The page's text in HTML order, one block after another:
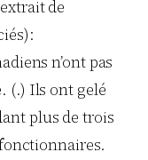
de
n’ont pas
(.) Ils ont gelé
plus de trois